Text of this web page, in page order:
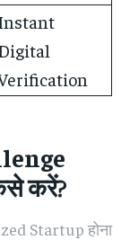
करें?
Startup होना